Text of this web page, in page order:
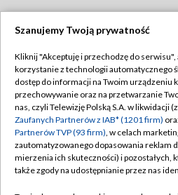
TVP
Abonament TVP
Emisja w TVP
Centrum informacji TVP
Naziemna Telewizja Cyfrowa
Regulamin
Polityka
Moje
Pomoc
Szanujemy Twoją prywatność
Kliknij "Akceptuję i przechodzę do serwisu",
korzystanie z technologii automatycznego
dostęp do informacji na Twoim urządzeniu
przechowywanie oraz na przetwarzanie
nas, czyli Telewizję Polską S.A. w likwidacji
Zaufanych Partnerów z IAB* (1201 firm)
Partnerów TVP (93 firm), w celach
zautomatyzowanego dopasowania reklam
mierzenia ich skuteczności) i pozostałych,
także zgody na udostępnianie przez nas